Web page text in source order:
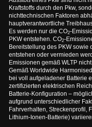
Kraftstoffs durch den Pkw,
nichttechnischen Faktoren
hauptverantwortliche
Es werden nur die CO2-
PKW entstehen. CO2-
Bereitstellung des PKW sowie
entstehen oder vermieden
Emissionen gemäß WLTP
Gemäß Worldwide
bei voll aufgeladener Batterie
zertifizierten elektrischen
Batterie-Konfiguration –
aufgrund unterschiedlicher
Fahrverhalten, Streckenprofil,
Lithium-Ionen-Batterie)